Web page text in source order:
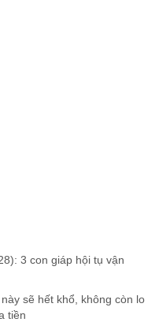
3 con giáp hội tụ vận
sẽ hết khổ, không còn lo
tiền